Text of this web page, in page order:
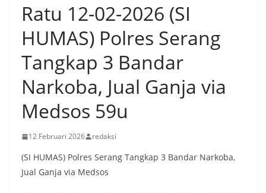
Ratu 12-02-2026 (SI
HUMAS) Polres Serang
Tangkap 3 Bandar
Narkoba, Jual Ganja via
Medsos 59u
12 Februari 2026 redaksi
(SI HUMAS) Polres Serang Tangkap 3 Bandar Narkoba,
Jual Ganja via Medsos